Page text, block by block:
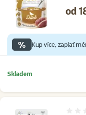
Cena
od
% Kup více, zaplať
Skladem